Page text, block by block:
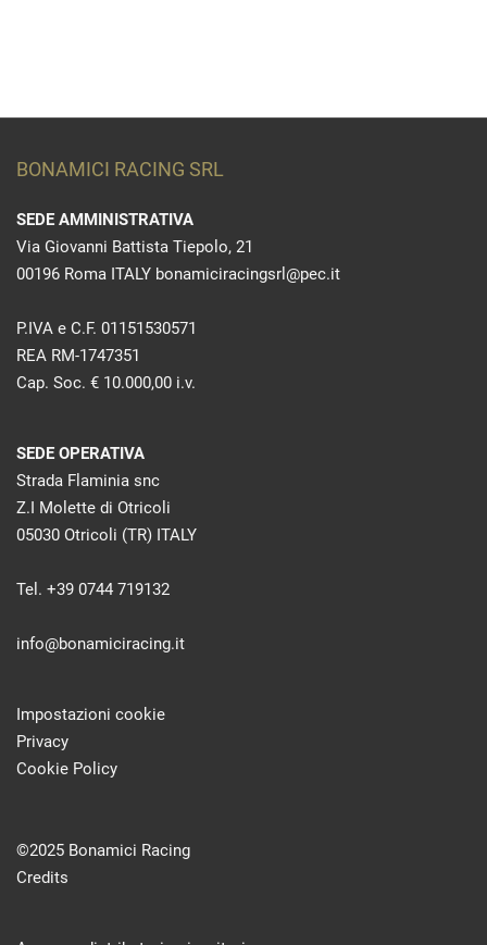
BONAMICI RACING SRL
SEDE AMMINISTRATIVA
Via Giovanni Battista Tiepolo, 21
00196 Roma ITALY bonamiciracingsrl@pec.it
P.IVA e C.F. 01151530571
REA RM-1747351
Cap. Soc. € 10.000,00 i.v.
SEDE OPERATIVA
Strada Flaminia snc
Z.I Molette di Otricoli
05030 Otricoli (TR) ITALY
Tel. +39 0744 719132
info@bonamiciracing.it
Impostazioni cookie
Privacy
Cookie Policy
©2025 Bonamici Racing
Credits